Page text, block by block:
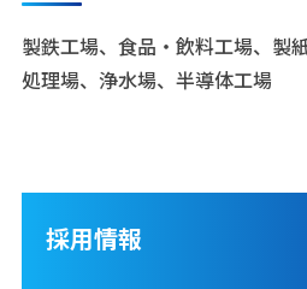
製鉄工場、食品・飲料工場、製
処理場、浄水場、半導体工場
採用情報